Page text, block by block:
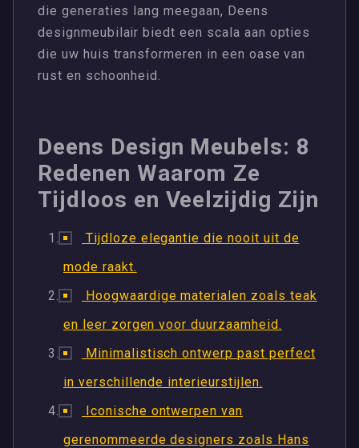
die generaties lang meegaan, Deens
designmeubilair biedt een scala aan opties
die uw huis transformeren in een oase van
rust en schoonheid.
Deens Design Meubels: 8
Redenen Waarom Ze
Tijdloos en Veelzijdig Zijn
Tijdloze elegantie die nooit uit de
mode raakt.
Hoogwaardige materialen zoals teak
en leer zorgen voor duurzaamheid.
Minimalistisch ontwerp past perfect
in verschillende interieurstijlen.
Iconische ontwerpen van
gerenommeerde designers zoals Hans